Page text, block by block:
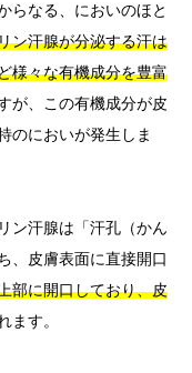
らなる、においのほと
ン汗腺が分泌する汗は
様々な有機成分を豊富
が、この有機成分が皮
のにおいが発生しま
ン汗腺は「汗孔（かん
、皮膚表面に直接開口
部に開口しており、皮
ます。